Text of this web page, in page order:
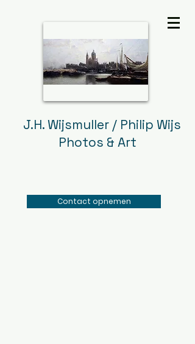
J.H. Wijsmuller / Philip Wijs
Photos & Art
Contact opnemen